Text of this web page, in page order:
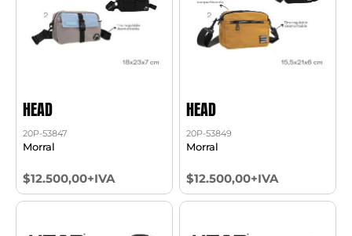
HEAD
20P-53847
Morral
$12.500,00+IVA
HEAD
20P-53849
Morral
$12.500,00+IVA